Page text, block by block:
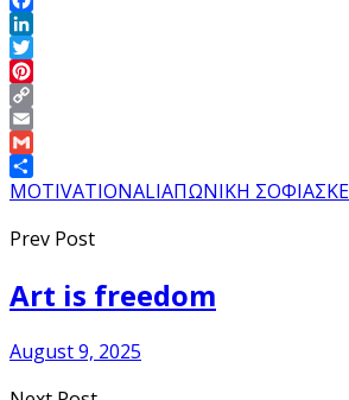
Facebook
LinkedIn
Twitter
Pinterest
Copy
Link
Email
Gmail
Share
MOTIVATIONALΙΑΠΩΝΙΚΗ ΣΟΦΙΑ
Prev Post
Art is freedom
August 9, 2025